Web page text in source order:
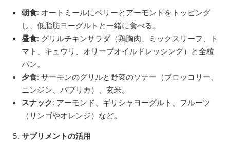
朝食: オートミールにベリーとアーモンドをトッピング
し、低脂肪ヨーグルトと一緒に食べる。
昼食: グリルチキンサラダ（鶏胸肉、ミックスリーフ、ト
マト、キュウリ、オリーブオイルドレッシング）と全粒
パン。
夕食: サーモンのグリルと野菜のソテー（ブロッコリー、
ニンジン、パプリカ）、玄米。
スナック: アーモンド、ギリシャヨーグルト、フルーツ
（リンゴやオレンジ）など。
サプリメントの活用